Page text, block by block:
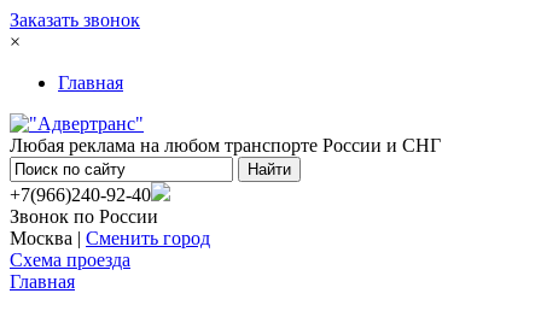
Заказать звонок
×
Главная
Любая реклама на любом транспорте России и СНГ
+7(966)240-92-40
Звонок по России
Москва | Сменить город
Схема проезда
Главная